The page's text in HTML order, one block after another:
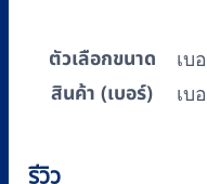
ตัวเลือกขนาด
สินค้า (เบอร์)
เบ
เบ
รีวิว